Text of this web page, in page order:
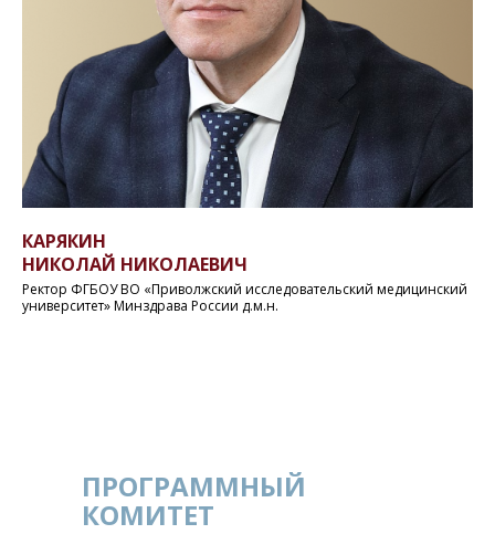
КАРЯКИН
НИКОЛАЙ НИКОЛАЕВИЧ
Ректор ФГБОУ ВО «Приволжский исследовательский медицинский
университет» Минздрава России д.м.н.
ПРОГРАММНЫЙ
КОМИТЕТ